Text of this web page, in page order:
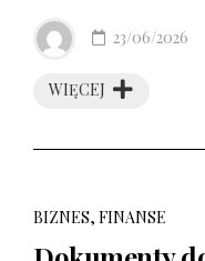
WIĘCEJ
23/06/2026
BIZNES, FINANSE